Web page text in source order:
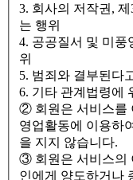
3. 회사의 저작권,
는 행위
4. 공공질서 및 미풍
위
5. 범죄와 결부된다
6. 기타 관계법령에
② 회원은 서비스를
영업활동에 이용하
을 지지 않습니다.
③ 회원은 서비스의
인에게 양도하거나